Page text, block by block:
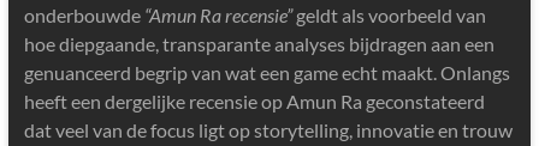
onderbouwde “Amun Ra recensie”geldt als voorbeeld van
hoe diepgaande, transparante analyses bijdragen aan een
genuanceerd begrip van wat een game echt maakt. Onlangs
heeft een dergelijke recensie op Amun Ra geconstateerd
dat veel van de focus ligt op storytelling, innovatie en trouw